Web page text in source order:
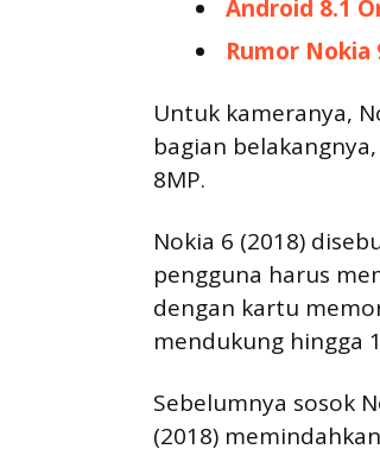
Android 8.1
Rumor Nokia
Untuk kameranya,
bagian
8MP.
Nokia 6 (2018)
pengguna harus
dengan kartu
mendukung hingga
Sebelumnya sosok
(2018)